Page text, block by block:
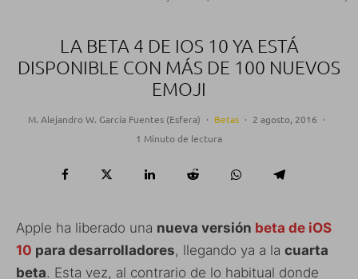
LA BETA 4 DE IOS 10 YA ESTÁ
DISPONIBLE CON MÁS DE 100 NUEVOS
EMOJI
M. Alejandro W. García Fuentes (Esfera) · Betas · 2 agosto, 2016 ·
1 Minuto de lectura
Apple ha liberado una nueva versión beta de iOS
10 para desarrolladores, llegando ya a la cuarta
beta. Esta vez, al contrario de lo habitual donde